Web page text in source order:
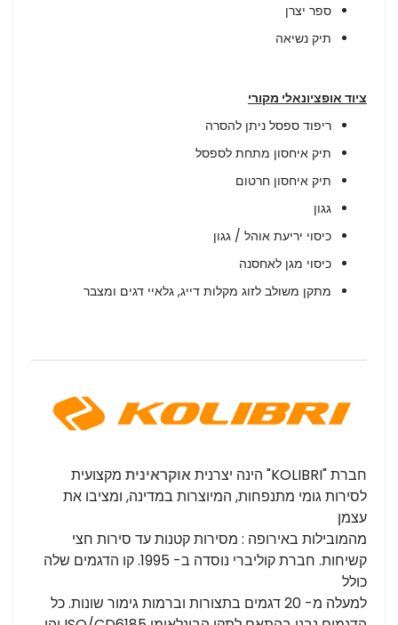
ספר יצרן
תיק נשיאה
ציוד אופציונאלי מקורי
ריפוד ספסל ניתן להסרה
תיק איחסון מתחת לספסל
תיק איחסון חרטום
גגון
כיסוי יריעת אוהל / גגון
כיסוי מגן לאחסנה
מתקן משולב לזוג מקלות דייג, גלאיי דגים ומצבר
חברת "KOLIBRI" הינה יצרניתאוקראינית מקצועית
לסירות גומי מתנפחות, המיוצרות במדינה, ומציבו את
עצמן
מהמובילות באירופה : מסירות קטנות עד סירות חצי
קשיחות. חברת קוליברי נוסדה ב- 1995.
קו הדגמים שלה
כולל
למעלה מ- 20 דגמים
בתצורות וברמות גימור שונות.כל